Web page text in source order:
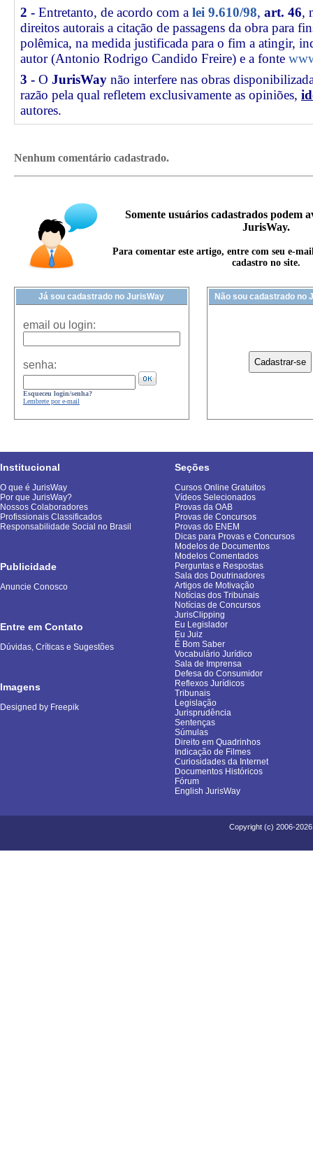
2 - Entretanto, de acordo com a lei 9.610/98, art. 46,
direitos autorais a citação de passagens da obra para
polêmica, na medida justificada para o fim a atingir,
autor (Antonio Rodrigo Candido Freire) e a fonte
3 - O JurisWay não interfere nas obras
razão pela qual refletem exclusivamente as opiniões,
autores.
Nenhum comentário cadastrado.
Somente usuários cadastrados podem
JurisWay.
Para comentar este artigo, entre com seu e-
cadastro no site.
Já sou cadastrado no JurisWay
email ou login:
senha:
Esqueceu login/senha?
Lembrete por e-mail
Não sou cadastrado no
Institucional
O que é JurisWay
Por que JurisWay?
Nossos Colaboradores
Profissionais Classificados
Responsabilidade Social no Brasil
Publicidade
Anuncie Conosco
Entre em Contato
Dúvidas, Críticas e Sugestões
Imagens
Designed by Freepik
Seções
Cursos Online Gratuitos
Vídeos Selecionados
Provas da OAB
Provas de Concursos
Provas do ENEM
Dicas para Provas e Concursos
Modelos de Documentos
Modelos Comentados
Perguntas e Respostas
Sala dos Doutrinadores
Artigos de Motivação
Notícias dos Tribunais
Notícias de Concursos
JurisClipping
Eu Legislador
Eu Juiz
É Bom Saber
Vocabulário Jurídico
Sala de Imprensa
Defesa do Consumidor
Reflexos Jurídicos
Tribunais
Legislação
Jurisprudência
Sentenças
Súmulas
Direito em Quadrinhos
Indicação de Filmes
Curiosidades da Internet
Documentos Históricos
Fórum
English JurisWay
Copyright (c) 2006-